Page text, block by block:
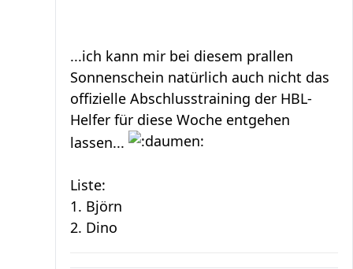
...ich kann mir bei diesem prallen
Sonnenschein natürlich auch nicht das
offizielle Abschlusstraining der HBL-
Helfer für diese Woche entgehen
lassen...
Liste:
1. Björn
2. Dino